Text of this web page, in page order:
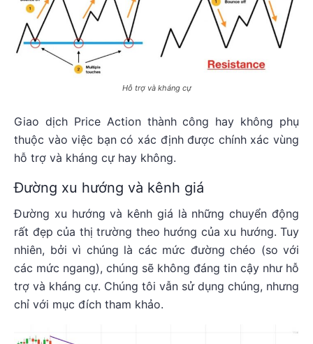
Hỗ trợ và kháng cự
Giao dịch Price Action thành công hay không phụ
thuộc vào việc bạn có xác định được chính xác vùng
hỗ trợ và kháng cự hay không.
Đường xu hướng và kênh giá
Đường xu hướng và kênh giá là những chuyển động
rất đẹp của thị trường theo hướng của xu hướng. Tuy
nhiên, bởi vì chúng là các mức đường chéo (so với
các mức ngang), chúng sẽ không đáng tin cậy như hỗ
trợ và kháng cự. Chúng tôi vẫn sử dụng chúng, nhưng
chỉ với mục đích tham khảo.